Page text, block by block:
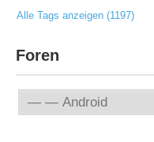
Alle Tags anzeigen (1197)
Foren